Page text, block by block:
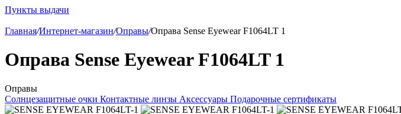
Пункты выдачи
Главная/Интернет-магазин/Оправы/Оправа Sense Eyewear F1064LT 1
Оправа Sense Eyewear F1064LT 1
Оправы
Солнцезащитные очки Контактные линзы Аксессуары Подарочные сертификаты